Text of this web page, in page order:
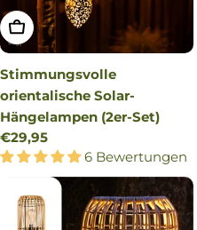
IN DEN WARENKORB LEGEN
Stimmungsvolle
orientalische Solar-
Hängelampen (2er-Set)
Regulärer
Preis
€29,95
6 Bewertungen